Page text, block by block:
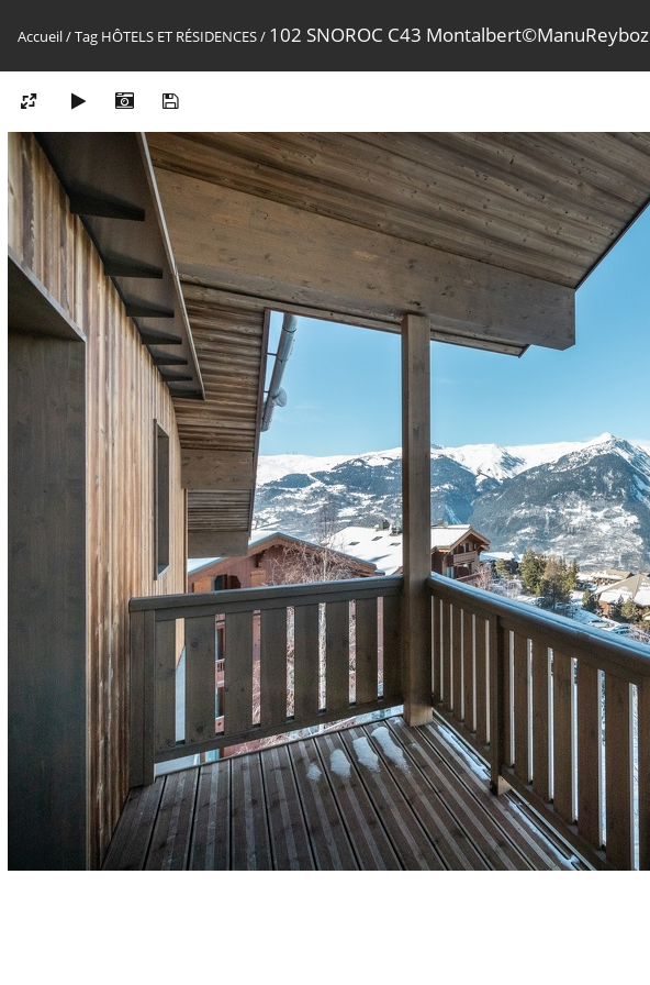
Accueil/Tag HÔTELS ET RÉSIDENCES/ 102 SNOROC C43 Montalbert©ManuReyboz